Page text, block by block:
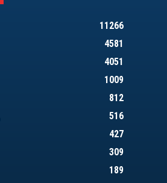
11266
4581
4051
1009
812
516
427
309
189